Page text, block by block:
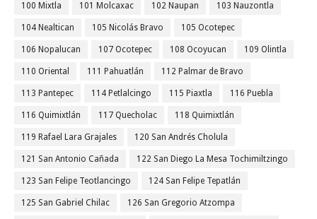
100 Mixtla 101 Molcaxac 102 Naupan 103 Nauzontla
104 Nealtican 105 Nicolás Bravo 105 Ocotepec
106 Nopalucan 107 Ocotepec 108 Ocoyucan 109 Olintla
110 Oriental 111 Pahuatlán 112 Palmar de Bravo
113 Pantepec 114 Petlalcingo 115 Piaxtla 116 Puebla
116 Quimixtlán 117 Quecholac 118 Quimixtlán
119 Rafael Lara Grajales 120 San Andrés Cholula
121 San Antonio Cañada 122 San Diego La Mesa Tochimiltzingo
123 San Felipe Teotlancingo 124 San Felipe Tepatlán
125 San Gabriel Chilac 126 San Gregorio Atzompa